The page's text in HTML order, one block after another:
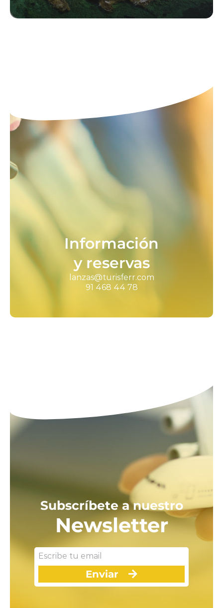
Información
y reservas
lanzas@turisferr.com
91 468 44 78
Subscríbete a nuestro
Newsletter
Enviar